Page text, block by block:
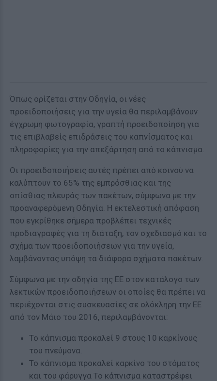
Όπως ορίζεται στην Οδηγία, οι νέες
προειδοποιήσεις για την υγεία θα περιλαμβάνουν
έγχρωμη φωτογραφία, γραπτή προειδοποίηση για
τις επιβλαβείς επιδράσεις του καπνίσματος και
πληροφορίες για την απεξάρτηση από το κάπνισμα.
Οι προειδοποιήσεις αυτές πρέπει από κοινού να
καλύπτουν το 65% της εμπρόσθιας και της
οπίσθιας πλευράς των πακέτων, σύμφωνα με την
προαναφερόμενη Οδηγία. Η εκτελεστική απόφαση
που εγκρίθηκε σήμερα προβλέπει τεχνικές
προδιαγραφές για τη διάταξη, τον σχεδιασμό και το
σχήμα των προειδοποιήσεων για την υγεία,
λαμβάνοντας υπόψη τα διάφορα σχήματα πακέτων.
Σύμφωνα με την οδηγία της ΕΕ στον κατάλογο των
λεκτικών προειδοποιήσεων οι οποίες θα πρέπει να
περιέχονται στις συσκευασίες σε ολόκληρη την ΕΕ
από τον Μάιο του 2016, περιλαμβάνονται:
Το κάπνισμα προκαλεί 9 στους 10 καρκίνους
του πνεύμονα.
Το κάπνισμα προκαλεί καρκίνο του στόματος
και του φάρυγγα Το κάπνισμα καταστρέφει